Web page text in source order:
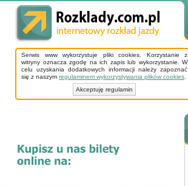
Serwis www wykorzystuje pliki cookies. Korzystanie z
witryny oznacza zgodę na ich zapis lub wykorzystanie. W
celu uzyskania dodatkowych informacji należy zapoznać
się z naszym regulaminem wykorzystywania plików cookies
Akceptuję regulamin